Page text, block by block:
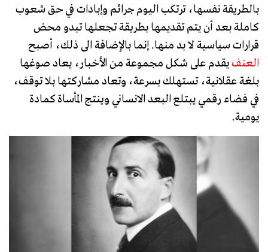
بالطريقة نفسها، ترتكب اليوم جرائم وإبادات في حق شعوب
كاملة بعد أن يتم تقديمها بطريقة تجعلها تبدو محض
قرارات سياسية لا بد منها. إنما بالإضافة الى ذلك، أصبح
العنفيقدم على شكل مجموعة من الأخبار، يعاد صوغها
بلغة عقلانية، تستهلك بسرعة، وتعاد مشاركتها بلا توقف،
في فضاء رقمي يبتلع البعد الانساني وينتج المأساة كمادة
يومية.